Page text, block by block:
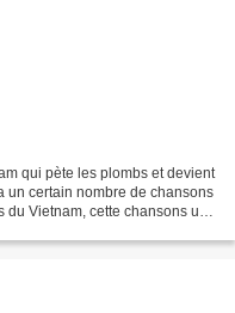
qui pète les plombs et devient
un certain nombre de chansons
Vietnam, cette chansons une